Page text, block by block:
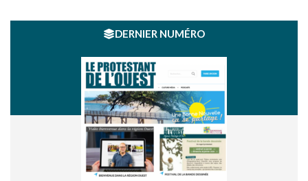
DERNIER NUMÉRO